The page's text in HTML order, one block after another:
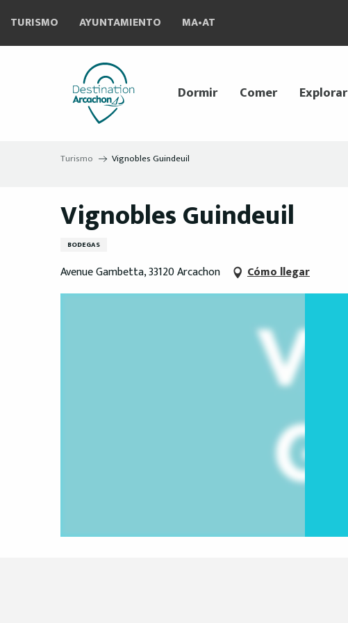
contenu
TURISMO AYUNTAMIENTO MA•AT
Dormir Comer Explorar
Turismo Vignobles Guindeuil
Vignobles Guindeuil
BODEGAS
Avenue Gambetta, 33120 Arcachon Cómo llegar